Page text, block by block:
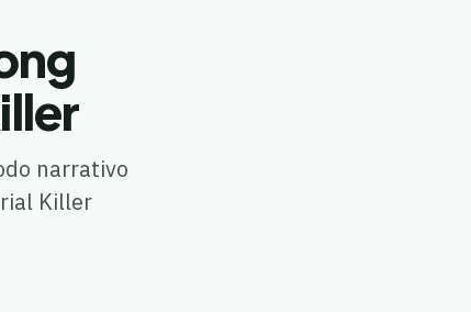
narrativo
Killer